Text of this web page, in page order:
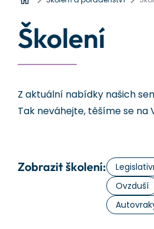
Školení
Z aktuální nabídky našich
Tak neváhejte, těšíme se na
Zobrazit školení:
Ovzduší